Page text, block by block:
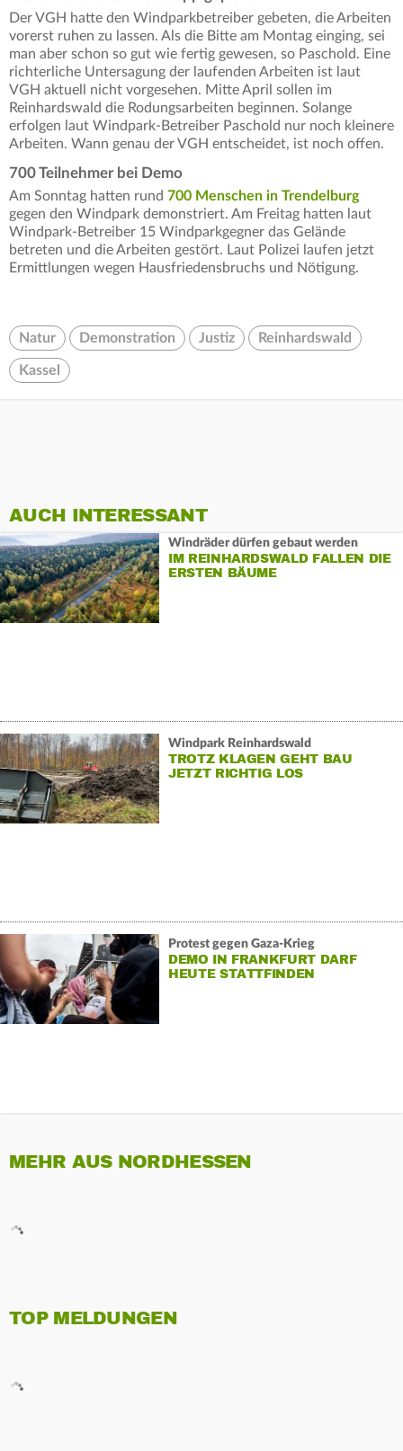
Der VGH hatte den Windparkbetreiber gebeten, die Arbeiten
vorerst ruhen zu lassen. Als die Bitte am Montag einging, sei
man aber schon so gut wie fertig gewesen, so Paschold. Eine
richterliche Untersagung der laufenden Arbeiten ist laut
VGH aktuell nicht vorgesehen. Mitte April sollen im
Reinhardswald die Rodungsarbeiten beginnen. Solange
erfolgen laut Windpark-Betreiber Paschold nur noch kleinere
Arbeiten. Wann genau der VGH entscheidet, ist noch offen.
700 Teilnehmer bei Demo
Am Sonntag hatten rund 700 Menschen in Trendelburg
gegen den Windpark demonstriert. Am Freitag hatten laut
Windpark-Betreiber 15 Windparkgegner das Gelände
betreten und die Arbeiten gestört. Laut Polizei laufen jetzt
Ermittlungen wegen Hausfriedensbruchs und Nötigung.
Natur Demonstration Justiz Reinhardswald
Kassel
AUCH INTERESSANT
Windräder dürfen gebaut werden
IM REINHARDSWALD FALLEN DIE
ERSTEN BÄUME
Windpark Reinhardswald
TROTZ KLAGEN GEHT BAU
JETZT RICHTIG LOS
Protest gegen Gaza-Krieg
DEMO IN FRANKFURT DARF
HEUTE STATTFINDEN
MEHR AUS NORDHESSEN
TOP MELDUNGEN